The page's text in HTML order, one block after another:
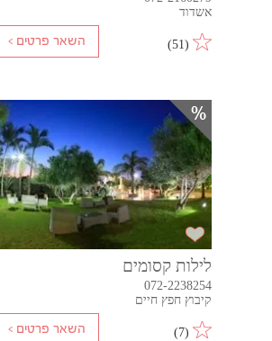
אשדוד
(
51
)
לילות קסומים
072-2238254
קיבוץ חפץ חיים
(
7
)